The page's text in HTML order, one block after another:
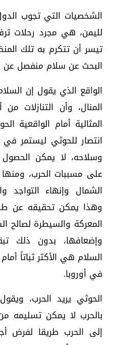
الشخصيات التي تجوب
لليمن، هي مجرد رحلات
تيسر أن تتكرم به تلك
البحث عن سلام منفصل عن
الواقع الذي يقول إن
المنال، وأن التنازلات
المثالية أمام الواقعية
انتصار للحوثي ليستمر
وسلاحه، لا يمكن
على مسببات الحرب،
الشمال وإنهاء التواجد
وهذا يمكن تحقيقه عن
المعركة والسيطرة لصالح
وإضعافها، بدون ذلك
السلام هي الأكثر ثباتاً
في أوروبا.
الحوثي يريد الحرب،
بالحرب لا يمكن تسليمه
إلى الحرب طريقا لفرض